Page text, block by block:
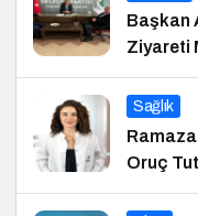
Başkan
Ziyareti
Sağlık
Oruç